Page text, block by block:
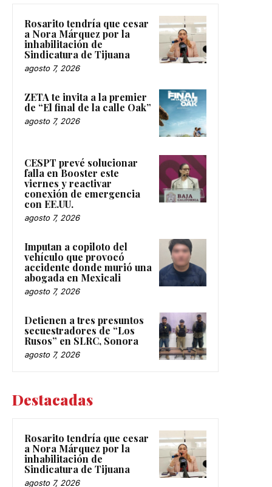
Rosarito tendría que cesar
a Nora Márquez por la
inhabilitación de
Sindicatura de Tijuana
agosto 7, 2026
ZETA te invita a la premier
de “El final de la calle Oak”
agosto 7, 2026
CESPT prevé solucionar
falla en Booster este
viernes y reactivar
conexión de emergencia
con EE.UU.
agosto 7, 2026
Imputan a copiloto del
vehículo que provocó
accidente donde murió una
abogada en Mexicali
agosto 7, 2026
Detienen a tres presuntos
secuestradores de “Los
Rusos” en SLRC, Sonora
agosto 7, 2026
Destacadas
Rosarito tendría que cesar
a Nora Márquez por la
inhabilitación de
Sindicatura de Tijuana
agosto 7, 2026